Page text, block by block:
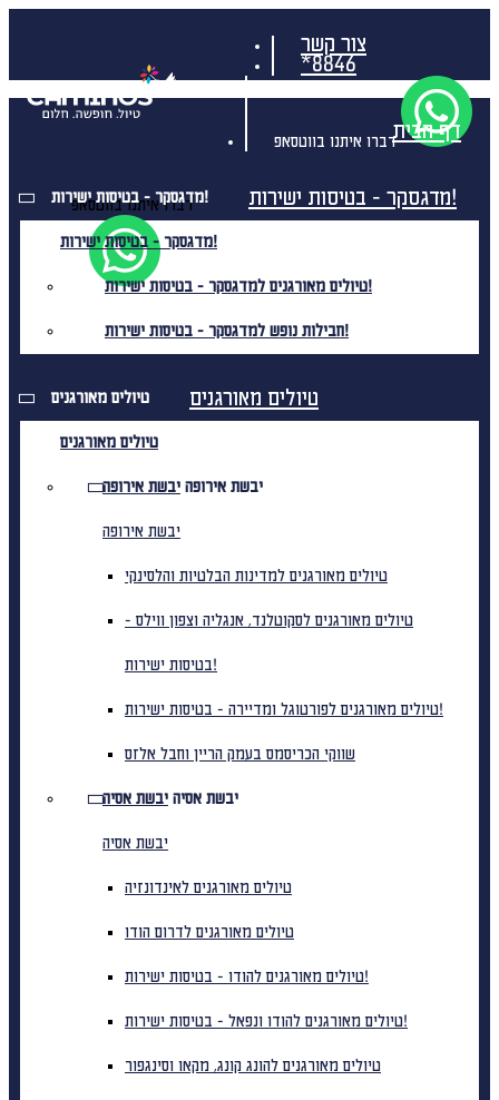
צור קשר
*8846
דברו איתנו בווטסאפ
דברו איתנו בווטסאפ
דף הבית
מדגסקר - בטיסות ישירות! מדגסקר - בטיסות ישירות!
מדגסקר - בטיסות ישירות!
טיולים מאורגנים למדגסקר - בטיסות ישירות!
חבילות נופש למדגסקר - בטיסות ישירות!
טיולים מאורגנים טיולים מאורגנים
טיולים מאורגנים
יבשת אירופה יבשת אירופה
יבשת אירופה
טיולים מאורגנים למדינות הבלטיות והלסינקי
טיולים מאורגנים לסקוטלנד, אנגליה וצפון ווילס -
בטיסות ישירות!
טיולים מאורגנים לפורטוגל ומדיירה - בטיסות ישירות!
שווקי הכריסמס בעמק הריין וחבל אלזס
יבשת אסיה יבשת אסיה
יבשת אסיה
טיולים מאורגנים לאינדונזיה
טיולים מאורגנים לדרום הודו
טיולים מאורגנים להודו - בטיסות ישירות!
טיולים מאורגנים להודו ונפאל - בטיסות ישירות!
טיולים מאורגנים להונג קונג, מקאו וסינגפור